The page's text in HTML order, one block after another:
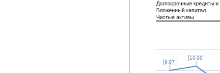
Долгосрочные кредиты
Вложенный капитал
Чистые активы
9.97
9.97
10.98
10.98